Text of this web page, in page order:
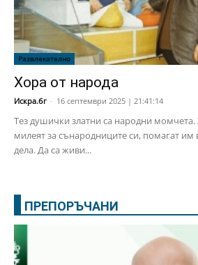
Развлекателно
Хора от народа
Искра.бг - 16 септември 2025 | 21:41:14
Тез душички златни са народни момчета.
милеят за сънародниците си, помагат им
дела. Да са живи...
ПРЕПОРЪЧАНИ